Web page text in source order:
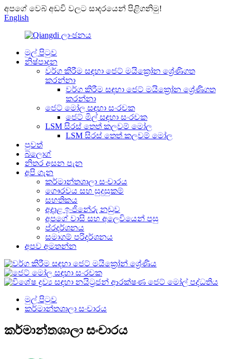
අපගේ වෙබ් අඩවි වලට සාදරයෙන් පිළිගනිමු!
English
මුල් පිටුව
නිෂ්පාදන
වර්ග කිරීම සඳහා ජෙට් මයික්‍රෝන ශ්‍රේණිගත
කරන්නා
වර්ග කිරීම සඳහා ජෙට් මයික්‍රෝන ශ්‍රේණිගත
කරන්නා
ජෙට් මෝල සඳහා සංරචක
ජෙට් මිල් සඳහා සංරචක
LSM සිරස් තෙත් කලවම් මෝල
LSM සිරස් තෙත් කලවම් මෝල
පුවත්
බ්ලොග්
නිතර අසන පැන
අපි ගැන
කර්මාන්තශාලා සංචාරය
ගෞරවය සහ සුදුසුකම්
සහතිකය
අදාළ ඉංජිනේරු නඩුව
අපගේ වාසි සහ අලෙවියෙන් පසු
ප්රදර්ශනය
සමාගම් පරිදර්ශනය
අපව අමතන්න
මුල් පිටුව
කර්මාන්තශාලා සංචාරය
කර්මාන්තශාලා සංචාරය